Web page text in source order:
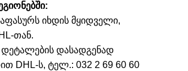
იხდის მყიდველი,
თან.
დეტალების დასადგენად
DHL-ს, ტელ.: 032 2 69 60 60